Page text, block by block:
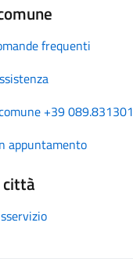
frequenti
+39 089.831301
appuntamento
città